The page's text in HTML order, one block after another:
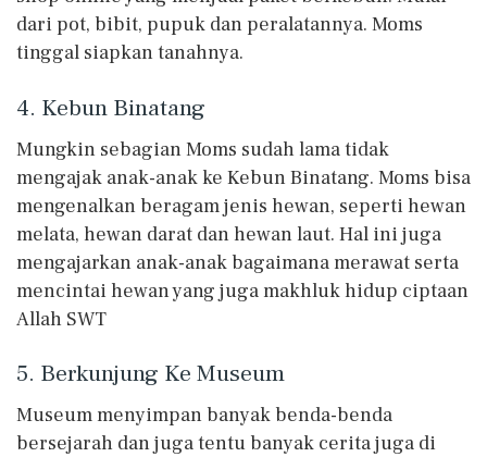
dari pot, bibit, pupuk dan peralatannya. Moms
tinggal siapkan tanahnya.
4. Kebun Binatang
Mungkin sebagian Moms sudah lama tidak
mengajak anak-anak ke Kebun Binatang. Moms bisa
mengenalkan beragam jenis hewan, seperti hewan
melata, hewan darat dan hewan laut. Hal ini juga
mengajarkan anak-anak bagaimana merawat serta
mencintai hewan yang juga makhluk hidup ciptaan
Allah SWT
5. Berkunjung Ke Museum
Museum menyimpan banyak benda-benda
bersejarah dan juga tentu banyak cerita juga di